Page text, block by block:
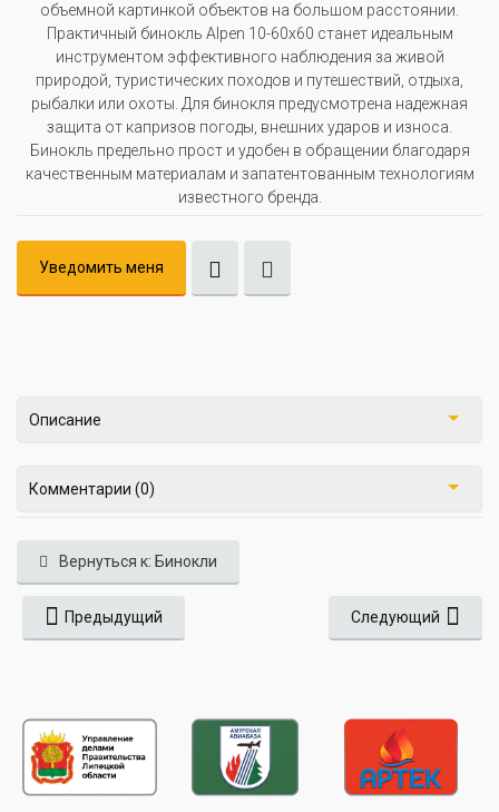
объемной картинкой объектов на большом расстоянии.
Практичный бинокль Alpen 10-60x60 станет идеальным
инструментом эффективного наблюдения за живой
природой, туристических походов и путешествий, отдыха,
рыбалки или охоты. Для бинокля предусмотрена надежная
защита от капризов погоды, внешних ударов и износа.
Бинокль предельно прост и удобен в обращении благодаря
качественным материалам и запатентованным технологиям
известного бренда.
Уведомить меня
Описание
Комментарии (0)
Вернуться к: Бинокли
Предыдущий Следующий